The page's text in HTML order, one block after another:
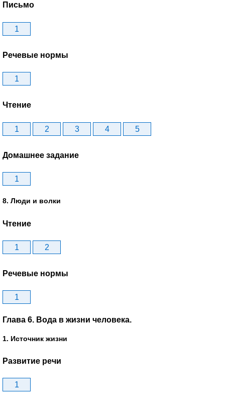
Письмо
1
Речевые нормы
1
Чтение
1 2 3 4 5
Домашнее задание
1
8. Люди и волки
Чтение
1 2
Речевые нормы
1
Глава 6. Вода в жизни человека.
1. Источник жизни
Развитие речи
1